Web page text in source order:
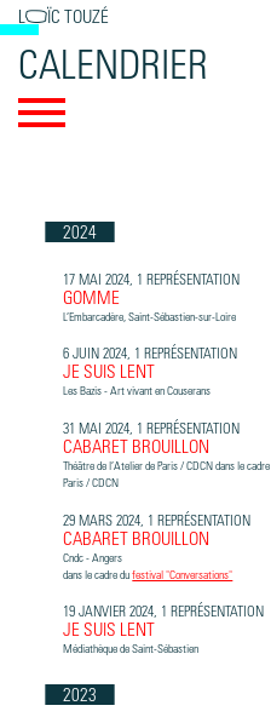
LOÏC TOUZÉ
CALENDRIER
2024
17 MAI 2024, 1 REPRÉSENTATION
GOMME
L’Embarcadère, Saint-Sébastien-sur-Loire
6 JUIN 2024, 1 REPRÉSENTATION
JE SUIS LENT
Les Bazis - Art vivant en Couserans
31 MAI 2024, 1 REPRÉSENTATION
CABARET BROUILLON
Théâtre de l’Atelier de Paris / CDCN dans le
Paris / CDCN
29 MARS 2024, 1 REPRÉSENTATION
CABARET BROUILLON
Cndc - Angers
dans le cadre dufestival "Conversations"
19 JANVIER 2024, 1 REPRÉSENTATION
JE SUIS LENT
Médiathèque de Saint-Sébastien
2023